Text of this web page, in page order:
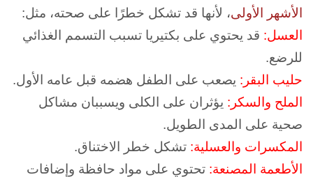
الأشهر الأولى، لأنها قد تشكل خطرًا على صحته، مثل:
العسل: قد يحتوي على بكتيريا تسبب التسمم الغذائي
للرضع.
حليب البقر: يصعب على الطفل هضمه قبل عامه الأول.
الملح والسكر: يؤثران على الكلى ويسببان مشاكل
صحية على المدى الطويل.
المكسرات والعسلية: تشكل خطر الاختناق.
الأطعمة المصنعة: تحتوي على مواد حافظة وإضافات